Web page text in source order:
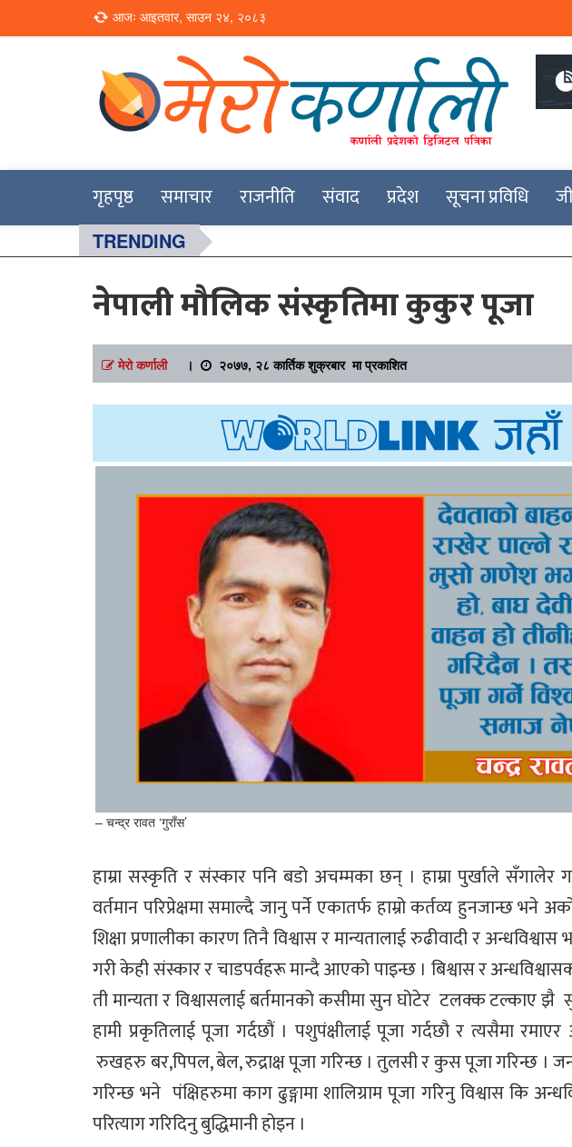
Loading...
आजः आइतवार, साउन २४, २०८३
Merokarnali
गृहपृष्ठ समाचार राजनीति संवाद प्रदेश सूचना प्रविधि
TRENDING
नेपाली मौलिक संस्कृतिमा कुकुर पूजा
मेरो कर्णाली। २०७७, २८ कार्तिक शुक्रबार मा प्रकाशित
– चन्द्र रावत ‘गुराँस’
हाम्रा सस्कृति र संस्कार पनि बडो अचम्मका छन् । हाम्रा पुर्खाले सँगालेर
वर्तमान परिप्रेक्षमा समाल्दै जानु पर्ने एकातर्फ हाम्रो कर्तव्य हुनजान्छ भने
शिक्षा प्रणालीका कारण तिनै विश्वास र मान्यतालाई रुढीवादी र अन्धविश्वास
गरी केही संस्कार र चाडपर्वहरू मान्दै आएको पाइन्छ । बिश्वास र
ती मान्यता र विश्वासलाई बर्तमानको कसीमा सुन घोटेर टलक्क टल्काए
हामी प्रकृतिलाई पूजा गर्दछौं । पशुपंक्षीलाई पूजा गर्दछौ र त्यसैमा
रुखहरु बर,पिपल, बेल, रुद्राक्ष पूजा गरिन्छ । तुलसी र कुस पूजा गरिन्छ ।
गरिन्छ भने पंक्षिहरुमा काग ढुङ्गामा शालिग्राम पूजा गरिनु विश्वास कि
परित्याग गरिदिनु बुद्धिमानी होइन ।